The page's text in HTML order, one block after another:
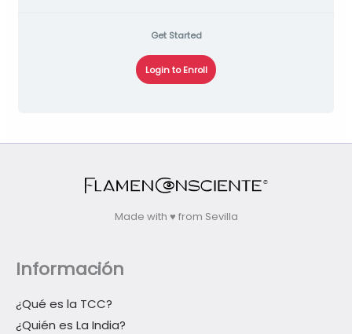
Get Started
Login to Enroll
Made with ♥ from Sevilla
Información
¿Qué es la TCC?
¿Quién es La India?